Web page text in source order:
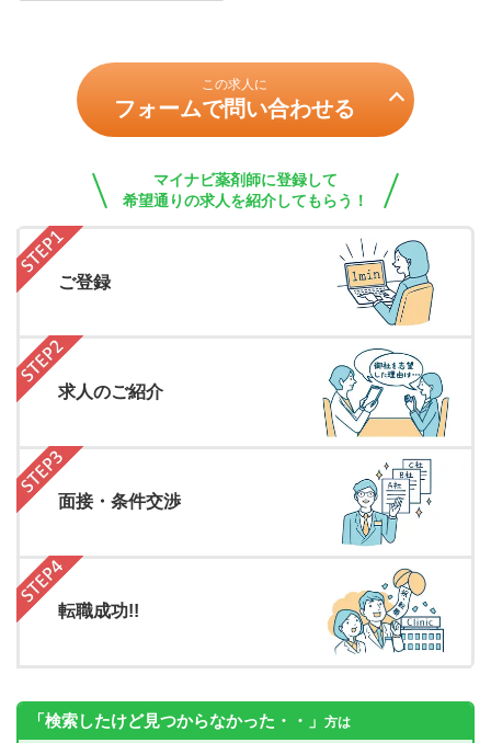
この求人に
フォームで問い合わせる
マイナビ薬剤師に登録して
希望通りの求人を紹介してもらう！
ご登録
求人のご紹介
面接・条件交渉
転職成功!!
「検索したけど見つからなかった・・」 方は